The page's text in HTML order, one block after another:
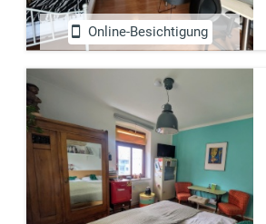
Online-Besichtigung